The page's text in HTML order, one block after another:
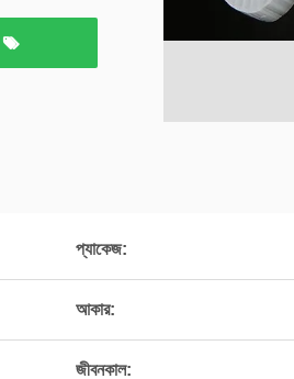
প্যাকেজ:
আকার:
জীবনকাল: